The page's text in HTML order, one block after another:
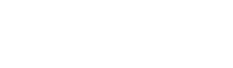
Президента України